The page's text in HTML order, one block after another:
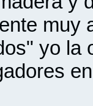
muy
yo la